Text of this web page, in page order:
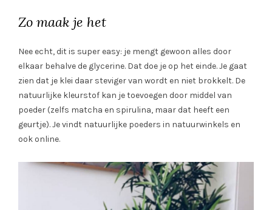
Zo maak je het
Nee echt, dit is super easy: je mengt gewoon alles door
elkaar behalve de glycerine. Dat doe je op het einde. Je gaat
zien dat je klei daar steviger van wordt en niet brokkelt. De
natuurlijke kleurstof kan je toevoegen door middel van
poeder (zelfs matcha en spirulina, maar dat heeft een
geurtje). Je vindt natuurlijke poeders in natuurwinkels en
ook online.